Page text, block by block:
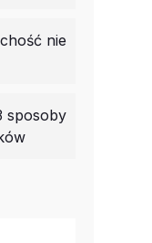
nie
sposoby